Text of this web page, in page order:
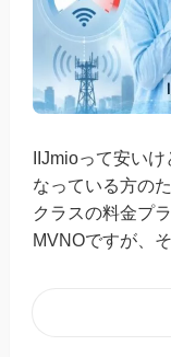
IIJmioって安い
なっている方の
クラスの料金プ
MVNOですが、